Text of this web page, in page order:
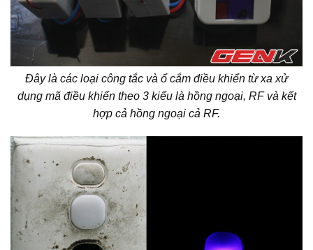
Đây là các loại công tắc và ổ cắm điều khiển từ xa xử
dụng mã điều khiển theo 3 kiểu là hồng ngoại, RF và kết
hợp cả hồng ngoại cả RF.